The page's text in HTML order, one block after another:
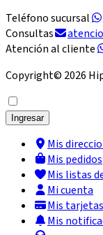
Teléfono sucursal
Consultas
Atención al cliente
Copyright© 2026
Ingresar
Mis
Mis pedidos
Mis listas
Mi cuenta
Mis tarjetas
Mis